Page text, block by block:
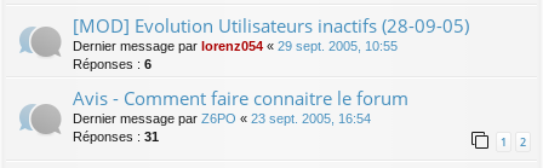
[MOD] Evolution Utilisateurs inactifs (28-09-05)
Dernier message par lorenz054 « 29 sept. 2005, 10:55
Réponses : 6
Avis - Comment faire connaitre le forum
Dernier message par Z6PO « 23 sept. 2005, 16:54
Réponses : 31 1 2